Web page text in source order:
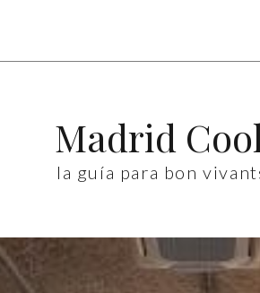
Madrid
la guía para bon